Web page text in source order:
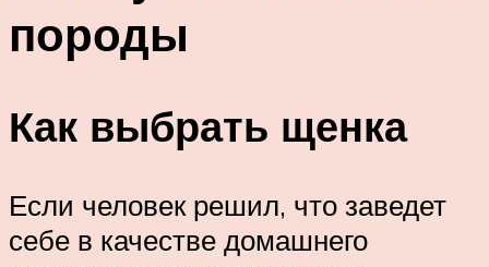
породы
Как выбрать щенка
Если человек решил, что заведет
себе в качестве домашнего